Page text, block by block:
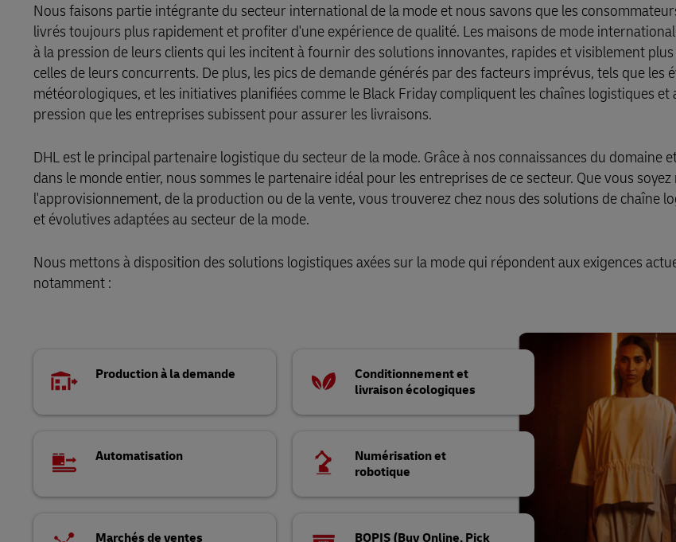
MyGTS
DHL SameDay
En savoir plus sur les portails
DHL SameDay
LifeTrack
En savoir plus sur les portails
Nous faisons partie intégrante du secteur international de la mode et nous savons que les
livrés toujours plus rapidement et profiter d'une expérience de qualité. Les maisons de mode
à la pression de leurs clients qui les incitent à fournir des solutions innovantes, rapides et visiblement
celles de leurs concurrents. De plus, les pics de demande générés par des facteurs imprévus, tels que les
météorologiques, et les initiatives planifiées comme le Black Friday compliquent les chaînes logistiques
pression que les entreprises subissent pour assurer les livraisons.
DHL est le principal partenaire logistique du secteur de la mode. Grâce à nos connaissances du domaine
dans le monde entier, nous sommes le partenaire idéal pour les entreprises de ce secteur. Que vous
l'approvisionnement, de la production ou de la vente, vous trouverez chez nous des solutions de chaîne
et évolutives adaptées au secteur de la mode.
Nous mettons à disposition des solutions logistiques axées sur la mode qui répondent aux exigences
notamment :
Production à la demande
Conditionnement et
livraison écologiques
Automatisation
Numérisation et
robotique
Marchés de ventes
BOPIS (Buy Online, Pick